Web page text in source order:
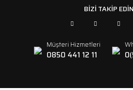
BİZİ TAKİP EDİN
Müşteri Hizmetleri
0850 441 12 11